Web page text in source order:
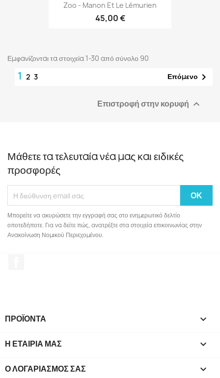
Zoo - Manon Et Le Lémurien
45,00 €
Εμφανίζονται τα στοιχεία 1-30 από σύνολο 90
1 2 3 Επόμενο 
Επιστροφή στην κορυφή 
Μάθετε τα τελευταία νέα μας και ειδικές
προσφορές
Μπορείτε να ακυρώσετε την εγγραφή σας στο ενημερωτικό δελτίο
οποτεδήποτε. Για να δείτε πώς, ανατρέξτε στα στοιχεία επικοινωνίας στην
Ανακοίνωση Νομικού Περιεχομένου.
ΠΡΟΪΌΝΤΑ 
Η ΕΤΑΙΡΊΑ ΜΑΣ 
Ο ΛΟΓΑΡΙΑΣΜΌΣ ΣΑΣ 